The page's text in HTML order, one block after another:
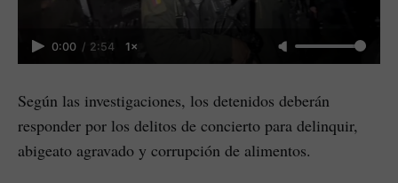
0:00 / 2:54 1×
Según las investigaciones, los detenidos deberán
responder por los delitos de concierto para delinquir,
abigeato agravado y corrupción de alimentos.